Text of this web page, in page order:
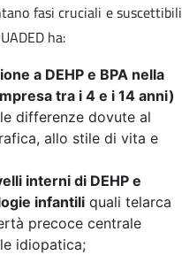
fasi cruciali e suscettibili
ha:
a DEHP e BPA nella
tra i 4 e i 14 anni)
differenze dovute al
allo stile di vita e
interni di DEHP e
infantili quali telarca
precoce centrale
idiopatica;